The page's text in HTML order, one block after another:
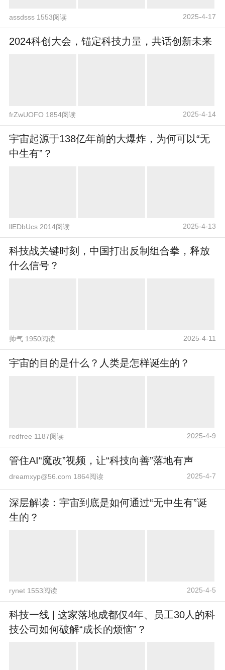
assdsss 1553阅读 2025-4-17
2024科创大会，锚定科技力量，共话创新未来
frZwUOFO 1854阅读 2025-4-14
宇宙起源于138亿年前的大爆炸，为何可以“无
中生有”？
llEDbUcs 2014阅读 2025-4-13
科技战关键时刻，中国打出反制组合拳，释放
什么信号？
帅气 1950阅读 2025-4-11
宇宙的目的是什么？人类是怎样诞生的？
redfree 1187阅读 2025-4-9
管住AI“魔改”视频，让“科技向善”落地有声
dreamxyp@56.com 1864阅读 2025-4-7
深层解读：宇宙到底是如何通过“无中生有”诞
生的？
rynet 1553阅读 2025-4-5
科技一线 | 这家落地成都仅4年、员工30人的科
技公司如何破解“成长的烦恼”？